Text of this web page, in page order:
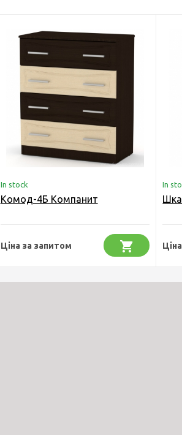
In stock
Комод-4Б Компанит
Ціна за запитом
In